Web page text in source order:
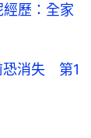
歷：全家
恐消失 第1